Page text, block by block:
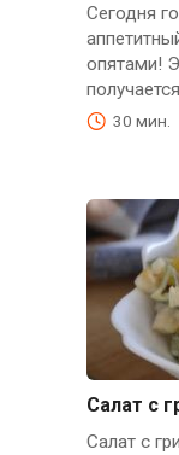
Сегодня
опятами!
30 мин.
Салат с
Салат с